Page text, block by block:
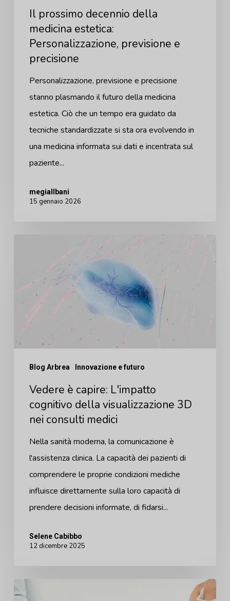
precisione
Il prossimo decennio della
medicina estetica:
Personalizzazione, previsione e
precisione
Personalizzazione, previsione e precisione
stanno plasmando il futuro della medicina
estetica. Ciò che un tempo era guidato da
tecniche standardizzate si sta ora evolvendo in
una medicina informata sui dati e incentrata sul
paziente...
megiallbani
15 gennaio 2026
della
visualizzazione
consulti
medici
Blog Arbrea Innovazione e futuro
Vedere è capire: L'impatto
cognitivo della visualizzazione 3D
nei consulti medici
Nella sanità moderna, la comunicazione è
l'assistenza clinica. La capacità dei pazienti di
comprendere le proprie condizioni mediche
influisce direttamente sulla loro capacità di
prendere decisioni informate, di fidarsi...
Selene Cabibbo
12 dicembre 2025
Nuove